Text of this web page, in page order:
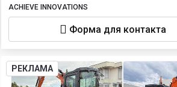
ACHIEVE INNOVATIONS
Форма для контакта
РЕКЛАМА